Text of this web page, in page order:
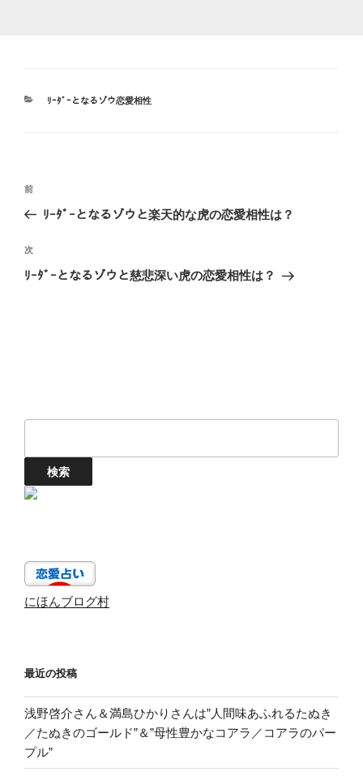
カ
ﾘｰﾀﾞｰとなるゾウ恋愛相性
投
ビ
ゲ
前
の
稿
前
ﾘｰﾀﾞｰとなるゾウと楽天的な虎の恋愛相性は？
次
の
次
ﾘｰﾀﾞｰとなるゾウと慈悲深い虎の恋愛相性は？
にほんブログ村
最近の投稿
浅野啓介さん＆満島ひかりさんは”人間味あふれるたぬき
／たぬきのゴールド”＆”母性豊かなコアラ／コアラのパー
プル”